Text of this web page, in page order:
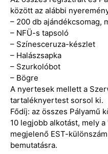
között az alábbi
– 200 db ajándékcsomag,
– NFÜ-s tapsoló
– Színesceruza-készlet
– Halászsapka
– Szurkolóbot
– Bögre
A nyertesek mellett a
tartaléknyertest sorsol ki.
Fődíj: az összes Pályamű
10 legjobb alkotást, mely
megjelenő EST-
bemutatásra.